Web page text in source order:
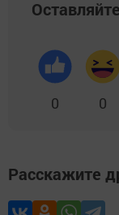
0 0
Расскажите